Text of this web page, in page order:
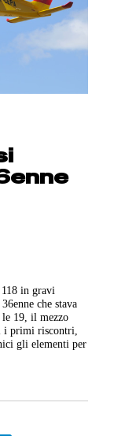
in gravi
che stava
le 19, il mezzo
i primi riscontri,
gli elementi per